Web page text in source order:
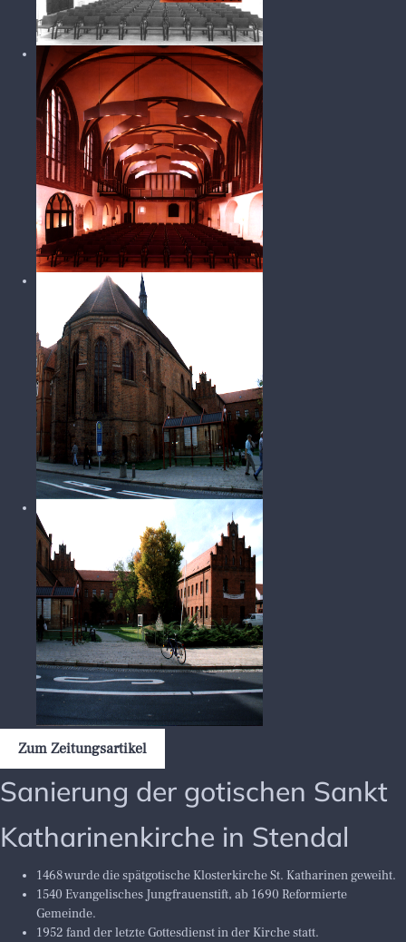
Zum Zeitungsartikel
Sanierung der gotischen Sankt
Katharinenkirche in Stendal
1468 wurde die spätgotische Klosterkirche St. Katharinen geweiht.
1540 Evangelisches Jungfrauenstift, ab 1690 Reformierte
Gemeinde.
1952 fand der letzte Gottesdienst in der Kirche statt.